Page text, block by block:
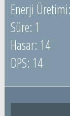
1
14
14